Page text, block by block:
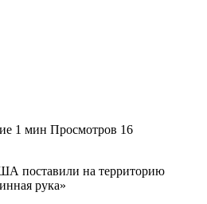
1 мин Просмотров 16